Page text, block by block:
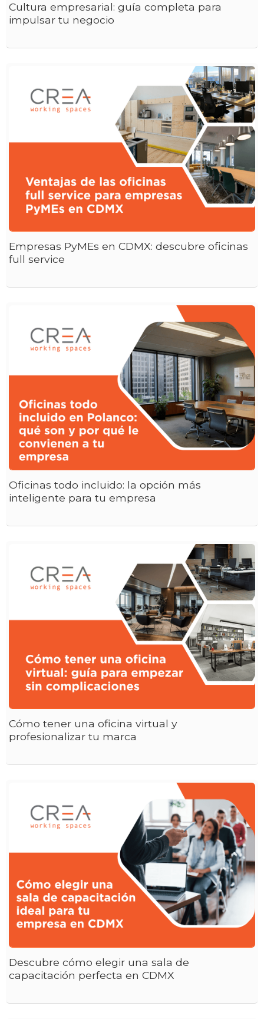
Cultura empresarial: guía completa para
impulsar tu negocio
Empresas PyMEs en CDMX: descubre oficinas
full service
Oficinas todo incluido: la opción más
inteligente para tu empresa
Cómo tener una oficina virtual y
profesionalizar tu marca
Descubre cómo elegir una sala de
capacitación perfecta en CDMX